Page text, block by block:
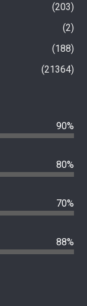
203
2
188
21364
90%
80%
70%
88%